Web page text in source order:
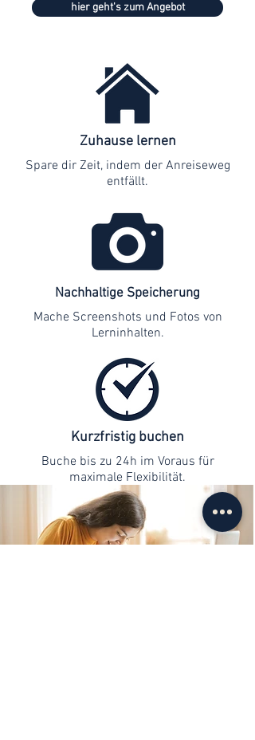
hier geht's zum Angebot
Zuhause lernen
Spare dir Zeit, indem der Anreiseweg
entfällt.
Nachhaltige Speicherung
Mache Screenshots und Fotos von
Lerninhalten.
Kurzfristig buchen
Buche bis zu 24h im Voraus für
maximale Flexibilität.